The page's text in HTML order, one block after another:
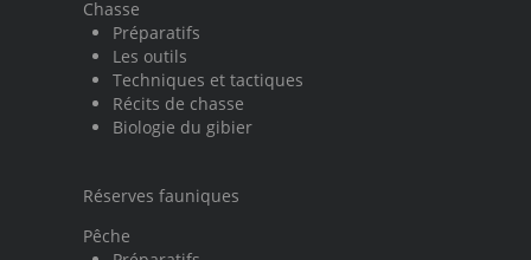
Chasse
Préparatifs
Les outils
Techniques et tactiques
Récits de chasse
Biologie du gibier
Réserves fauniques
Pêche